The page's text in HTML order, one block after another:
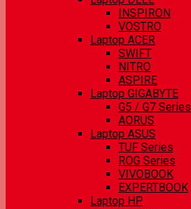
INSPIRON
VOSTRO
Laptop ACER
SWIFT
NITRO
ASPIRE
Laptop GIGABYTE
G5 / G7 Series
AORUS
Laptop ASUS
TUF Series
ROG Series
VIVOBOOK
EXPERTBOOK
Laptop HP